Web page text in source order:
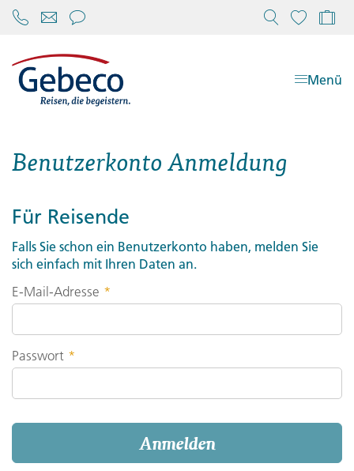
Chat öffnen
Menü
Benutzerkonto Anmeldung
Für Reisende
Falls Sie schon ein Benutzerkonto haben, melden Sie
sich einfach mit Ihren Daten an.
E-Mail-Adresse *
Passwort *
Anmelden